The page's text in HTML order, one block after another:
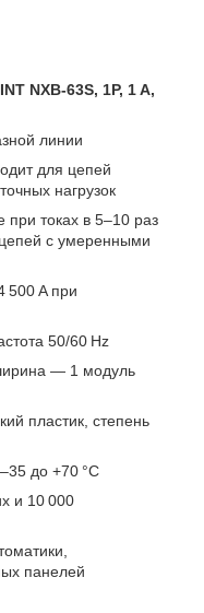
NXB‑63S, 1P, 1 A,
линии
для цепей
нагрузок
при токах в 5–10 раз
с умеренными
500 A при
50/60 Hz
— 1 модуль
пластик, степень
до +70 °C
и 10 000
панелей